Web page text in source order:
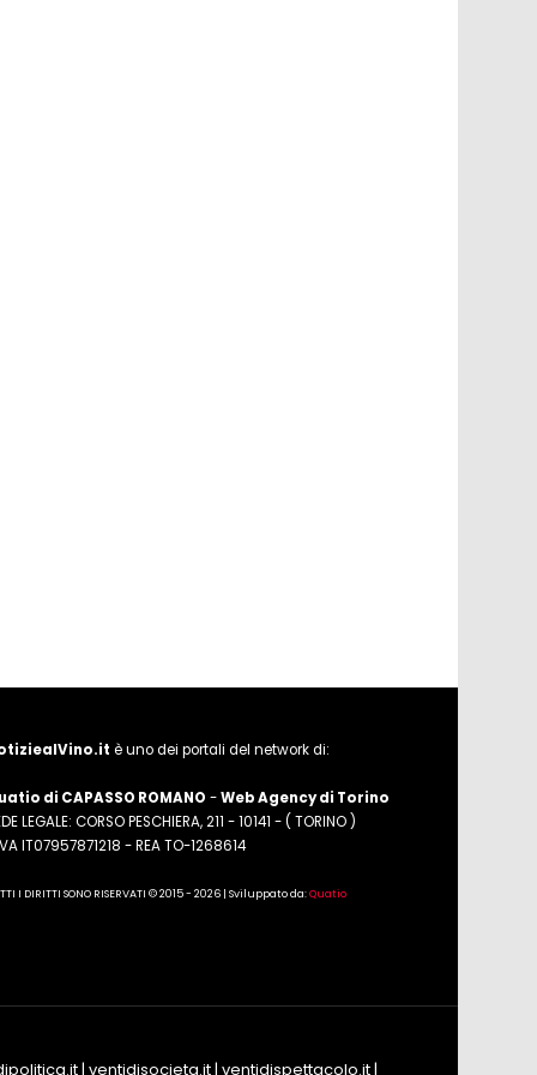
è uno dei portali del network di:
di CAPASSO ROMANO -Web Agency di Torino
LEGALE: CORSO PESCHIERA, 211 - 10141 - ( TORINO )
IT07957871218 - REA TO-1268614
I DIRITTI SONO RISERVATI © 2015 - 2026 | Sviluppato da:Quatio
| ventidisocieta.it| ventidispettacolo.it|